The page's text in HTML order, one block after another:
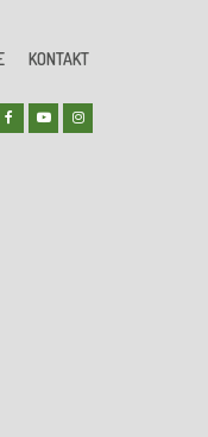
KONTAKT